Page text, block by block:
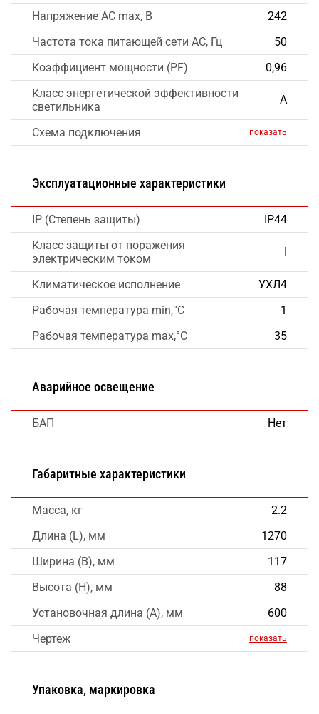
Напряжение AC max, В
242
Частота тока питающей сети AC, Гц
50
Коэффициент мощности (PF)
0,96
Класс энергетической эффективности
светильника
А
Схема подключения показать
Эксплуатационные характеристики
IP (Степень защиты)
IP44
Класс защиты от поражения
электрическим током
Климатическое исполнение
УХЛ4
Рабочая температура min,°C
1
Рабочая температура max,°C
35
Аварийное освещение
БАП Нет
Габаритные характеристики
Масса, кг
2.2
Длина (L), мм
1270
Ширина (B), мм
117
Высота (H), мм
88
Установочная длина (A), мм
600
Чертеж
показать
Упаковка, маркировка